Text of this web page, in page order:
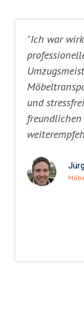
"Ich war
und
freundlichen